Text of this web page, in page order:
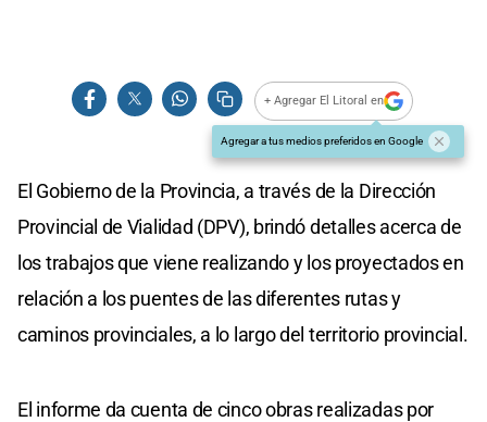
+ Agregar El Litoral en
Agregar a tus medios preferidos en Google
El Gobierno de la Provincia, a través de la Dirección
Provincial de Vialidad (DPV), brindó detalles acerca de
los trabajos que viene realizando y los proyectados en
relación a los puentes de las diferentes rutas y
caminos provinciales, a lo largo del territorio provincial.
El informe da cuenta de cinco obras realizadas por